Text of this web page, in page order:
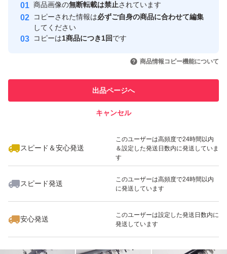
です。 ②落札する（落札時の価格は変わりません）。 ③
支払手続時にクーポンを選択する（値引きされていること
を確認して支払）。
初期不良（輸送事故含）時は対応後に評価お願いします。
で落札・購入してください。 問題あれば対応すると明記
さい。と記載しても現れています。 全て不当評価扱いで
す。
たり）です。気になる方は画像6と7と下記を参照くださ
い。 『汚い』と即悪い評価してきた者が現れましたがエ
アーストーンが10個全て汚い（箱を開けるとジップ袋が
茶色がかっていて破れていてストーンの砂とゴミが出てき
取引実績
取引実績◯+
このユーザーはYahoo!フリマの取
引を完了させた実績があります
での取引実績があります
スピード&安心発送
※このバッジは実績に基づく表示であり、発送を保証しているものではあり
スピード＆安心発送
このユーザーは高頻度で24時間以内
＆設定した発送日数内に発送していま
す
スピード発送
このユーザーは高頻度で24時間以内
に発送しています
安心発送
このユーザーは設定した発送日数内に
発送しています
商品画像の無断転載は禁止されています
コピーされた情報は必ずご自身の商品に合わせて編集
してください
コピーは1商品につき1回です
商品情報コピー機能について
出品ページへ
キャンセル